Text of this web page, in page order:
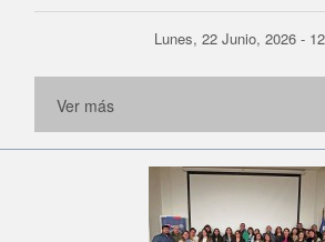
Lunes, 22 Junio, 2026 -
Ver más